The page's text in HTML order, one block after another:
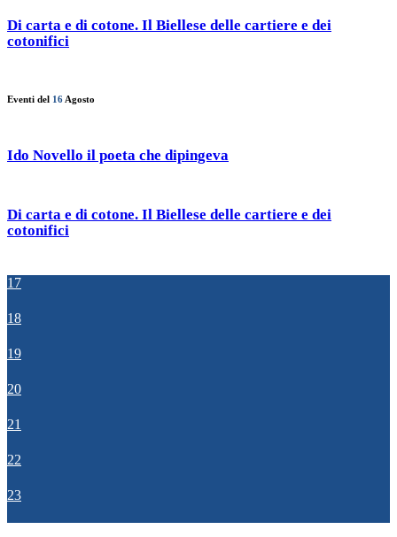
Di carta e di cotone. Il Biellese delle cartiere e dei
cotonifici
Eventi del 16 Agosto
Ido Novello il poeta che dipingeva
Di carta e di cotone. Il Biellese delle cartiere e dei
cotonifici
17
18
19
20
21
22
23